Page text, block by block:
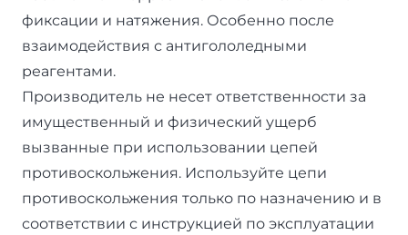
фиксации и натяжения. Особенно после
взаимодействия с антигололедными
реагентами.
Производитель не несет ответственности за
имущественный и физический ущерб
вызванные при использовании цепей
противоскольжения. Используйте цепи
противоскольжения только по назначению и в
соответствии с инструкцией по эксплуатации